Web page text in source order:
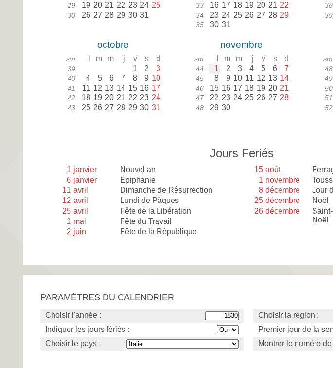
29 19 20 21 22 23 24 25
30 26 27 28 29 30 31
33 16 17 18 19 20 21 22
34 23 24 25 26 27 28 29
35 30 31
38
39
octobre
sm m m j v s d
39 1 2 3
40 4 5 6 7 8 9 10
41 11 12 13 14 15 16 17
42 18 19 20 21 22 23 24
43 25 26 27 28 29 30 31
novembre
sm m m j v s d
44 1 2 3 4 5 6 7
45 8 9 10 11 12 13 14
46 15 16 17 18 19 20 21
47 22 23 24 25 26 27 28
48 29 30
sm
48
49
50
51
52
Jours Feriés
1 janvier
Nouvel an
6 janvier
Épiphanie
11 avril
Dimanche de Résurrection
12 avril
Lundi de Pâques
25 avril
Fête de la Libération
1 mai
Fête du Travail
2 juin Fête de la République
15 août
1 novembre
8 décembre
Jour
25 décembre
Noël
26 décembre
Noël
PARAMÈTRES DU CALENDRIER
Choisir l'année :
Indiquer les jours fériés :
Choisir le pays :
Choisir la région :
Premier jour de la
Montrer le numéro